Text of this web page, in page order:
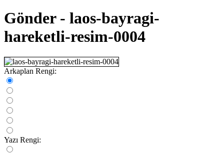
Gönder - laos-bayragi-
hareketli-resim-0004
Arkaplan Rengi:
Yazı Rengi: